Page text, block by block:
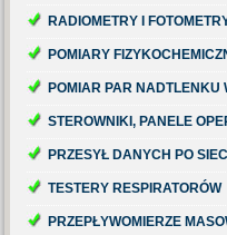
RADIOMETRY I
POMIARY
POMIAR PAR NADTLENKU
STEROWNIKI, PANELE
PRZESYŁ DANYCH PO
TESTERY RESPIRATORÓW
PRZEPŁYWOMIERZE